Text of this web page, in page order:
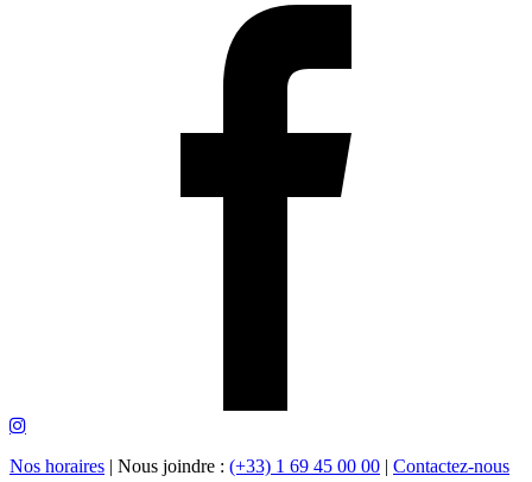
Nos horaires | Nous joindre : (+33) 1 69 45 00 00 | Contactez-nous